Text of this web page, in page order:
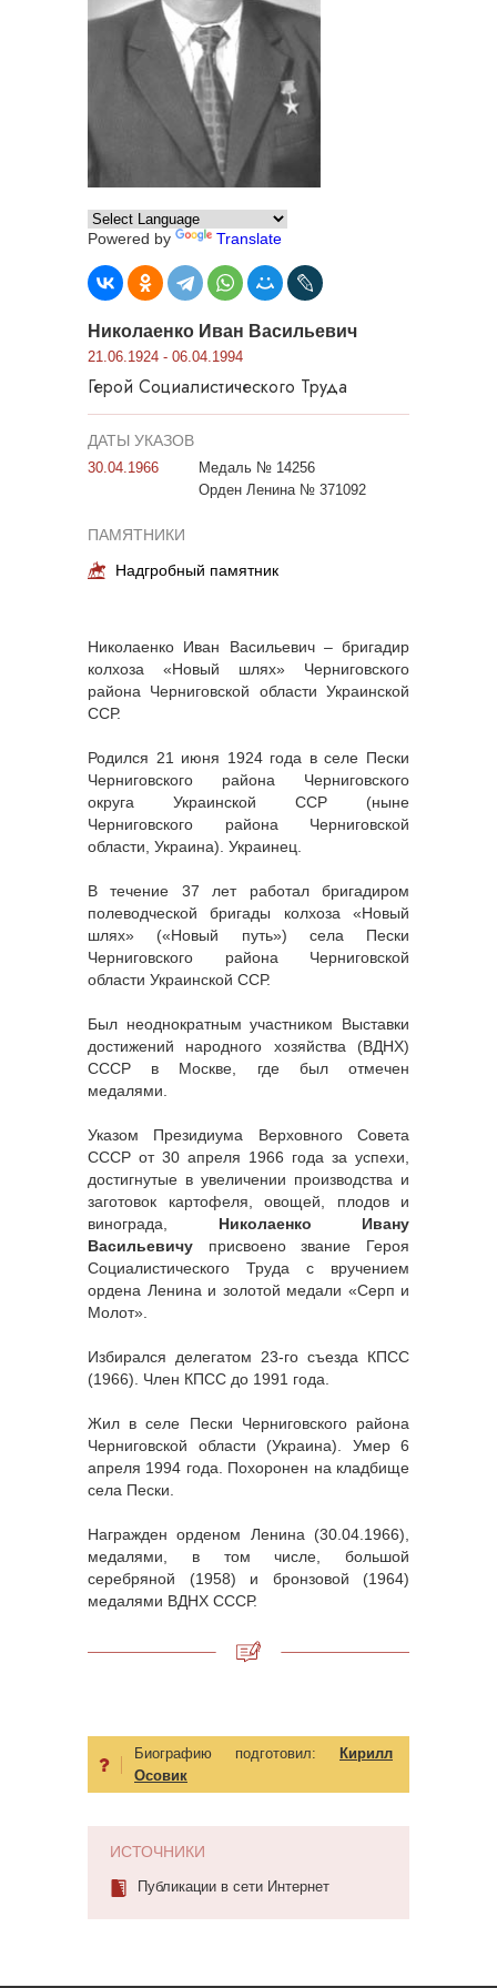
Powered by Translate
Николаенко Иван Васильевич
21.06.1924 - 06.04.1994
Герой Социалистического Труда
ДАТЫ УКАЗОВ
30.04.1966
Медаль № 14256
Орден Ленина № 371092
ПАМЯТНИКИ
Надгробный памятник
Николаенко Иван Васильевич – бригадир
колхоза «Новый шлях» Черниговского
района Черниговской области Украинской
ССР.
Родился 21 июня 1924 года в селе Пески
Черниговского района Черниговского
округа Украинской ССР (ныне
Черниговского района Черниговской
области, Украина). Украинец.
В течение 37 лет работал бригадиром
полеводческой бригады колхоза «Новый
шлях» («Новый путь») села Пески
Черниговского района Черниговской
области Украинской ССР.
Был неоднократным участником Выставки
достижений народного хозяйства (ВДНХ)
СССР в Москве, где был отмечен
медалями.
Указом Президиума Верховного Совета
СССР от 30 апреля 1966 года за успехи,
достигнутые в увеличении производства и
заготовок картофеля, овощей, плодов и
винограда, Николаенко Ивану
Васильевичу присвоено звание Героя
Социалистического Труда с вручением
ордена Ленина и золотой медали «Серп и
Молот».
Избирался делегатом 23-го съезда КПСС
(1966). Член КПСС до 1991 года.
Жил в селе Пески Черниговского района
Черниговской области (Украина). Умер 6
апреля 1994 года. Похоронен на кладбище
села Пески.
Награжден орденом Ленина (30.04.1966),
медалями, в том числе, большой
серебряной (1958) и бронзовой (1964)
медалями ВДНХ СССР.
Биографию подготовил:
Кирилл
Осовик
ИСТОЧНИКИ
Публикации в сети Интернет